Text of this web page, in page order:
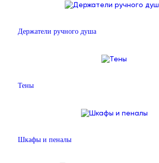
Держатели ручного душа
Тены
Шкафы и пеналы